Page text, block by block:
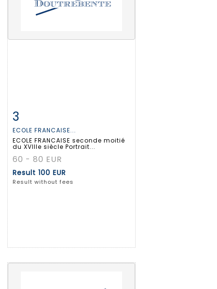
3
ECOLE FRANCAISE...
ECOLE FRANCAISE seconde moitié
du XVIIIe siècle Portrait...
60 - 80 EUR
Result 100 EUR
Result without fees